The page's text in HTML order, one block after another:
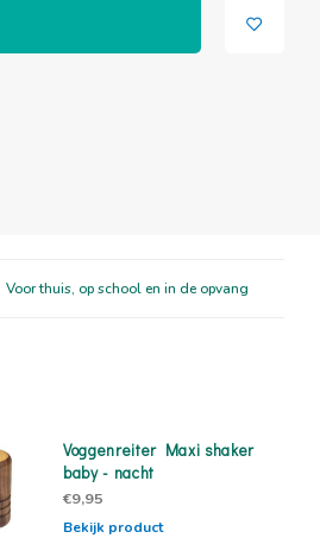
Voor thuis, op school en in de opvang
Voggenreiter Maxi shaker
baby - nacht
€9,95
Bekijk product